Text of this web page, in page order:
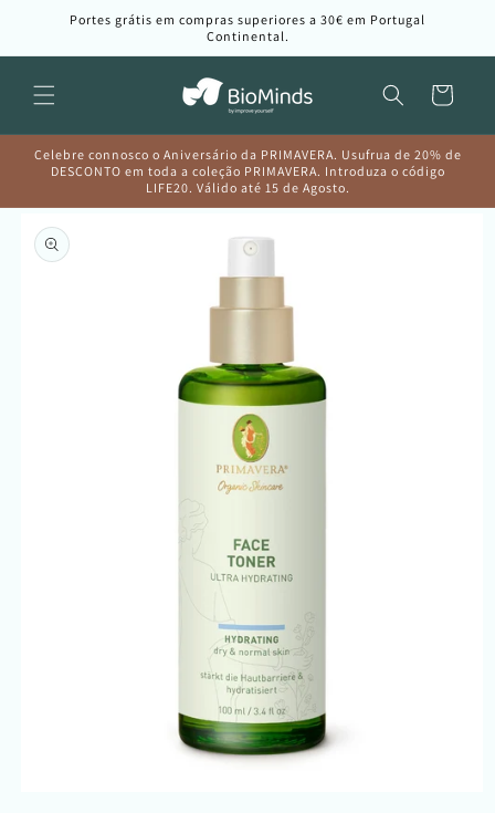
para oPortes grátis em compras superiores a 30€ em Portugal
Continental.
Carrinho
Celebre connosco o Aniversário da PRIMAVERA. Usufrua de 20% de
DESCONTO em toda a coleção PRIMAVERA. Introduza o código
LIFE20. Válido até 15 de Agosto.
informação
do produto